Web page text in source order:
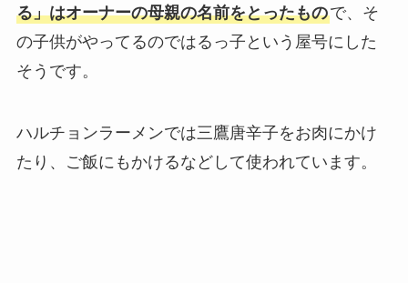
る」はオーナーの母親の名前をとったもので、そ
の子供がやってるのではるっ子という屋号にした
そうです。
ハルチョンラーメンでは三鷹唐辛子をお肉にかけ
たり、ご飯にもかけるなどして使われています。